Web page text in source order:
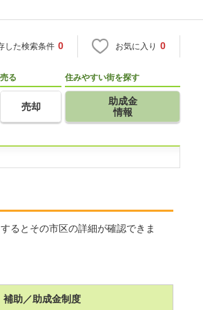
した検索条件 0 お気に入り 0
売る
売却
住みやすい街を探す
助成金
情報
るとその市区の詳細が確認できま
補助／助成金制度